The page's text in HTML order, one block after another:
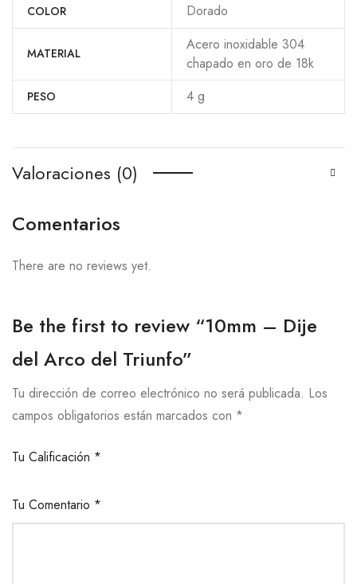
COLOR Dorado
MATERIAL
Acero inoxidable 304
chapado en oro de 18k
PESO 4 g
Valoraciones (0)
Comentarios
There are no reviews yet.
Be the first to review “10mm – Dije
del Arco del Triunfo”
Tu dirección de correo electrónico no será publicada. Los
campos obligatorios están marcados con *
Tu Calificación *
Tu Comentario *